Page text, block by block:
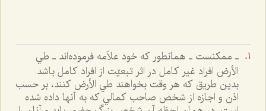
ـ ممكنست ـ همانطور كه خود علاّمه فرموده‌اند ـ طي
الأرض افراد غير كامل در اثر تبعيّت از افراد كامل باشد.
بدين طريق كه هر وقت بخواهند طي الأرض كنند، بر حسب
اذن و اجازه از شخص صاحب كمالي كه به آنها داده شده